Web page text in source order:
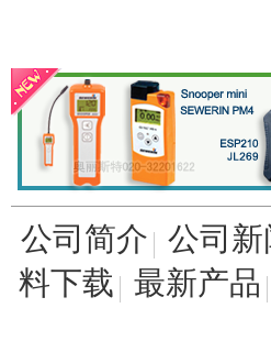
1098-EGR全不锈钢调压阀
公司简介 公司新
料下载 最新产品